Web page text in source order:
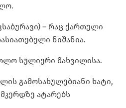
– რაც ქართული
ნიშანია.
სულიერი მახვილისა.
გამოსახულებიანი ხატი,
ატარებს